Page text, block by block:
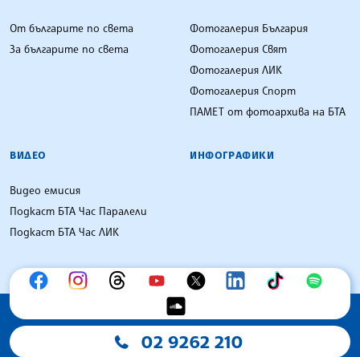
От българите по света
За българите по света
Фотогалерия България
Фотогалерия Свят
Фотогалерия ЛИК
Фотогалерия Спорт
ПАМЕТ от фотоархива на БТА
ВИДЕО
Видео емисия
Подкаст БТА Час Паралели
Подкаст БТА Час ЛИК
ИНФОГРАФИКИ
02 9262 210